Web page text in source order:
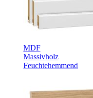
MDF
Massivholz
Feuchtehemmend